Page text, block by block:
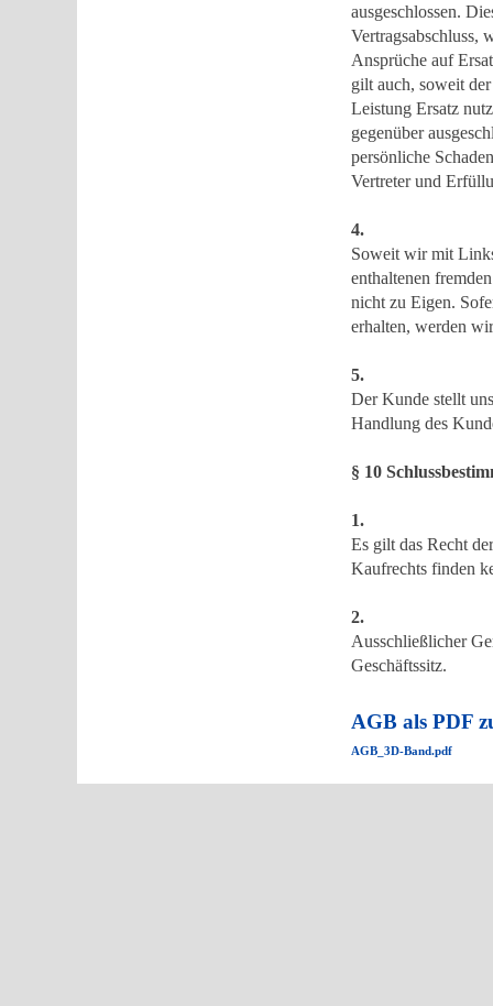
ausgeschlossen.
Vertragsabschluss,
Ansprüche auf
gilt auch, soweit
Leistung Ersatz
gegenüber
persönliche
Vertreter und
4.
Soweit wir mit
enthaltenen
nicht zu Eigen.
erhalten, werden
5.
Der Kunde stellt
Handlung des
§ 10
1.
Es gilt das Recht
Kaufrechts finden
2.
Ausschließlicher
Geschäftssitz.
AGB als PDF
AGB_3D-Band.pdf